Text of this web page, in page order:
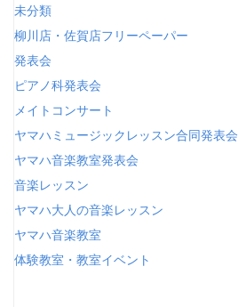
未分類
柳川店・佐賀店フリーペーパー
発表会
ピアノ科発表会
メイトコンサート
ヤマハミュージックレッスン合同発表会
ヤマハ音楽教室発表会
音楽レッスン
ヤマハ大人の音楽レッスン
ヤマハ音楽教室
体験教室・教室イベント